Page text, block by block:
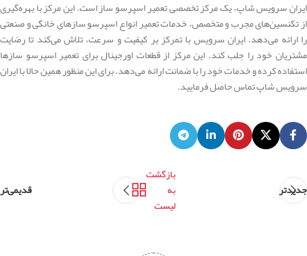
ایران سرویس شاپ، یک مرکز تخصصی تعمیر اسپرسو ساز است. این مرکز با بهره‌گیری
از تکنسین‌های مجرب و متخصص، خدمات تعمیر انواع اسپرسو سازهای خانگی و صنعتی
را ارائه می‌دهد. ایران سرویس با تمرکز بر کیفیت و سرعت، تلاش می‌کند تا رضایت
مشتریان خود را جلب کند. این مرکز از قطعات اورجینال برای تعمیر اسپرسو سازها
استفاده کرده و خدمات خود را با ضمانت ارائه می‌دهد. برای این منظور همین حالا با ایران
سرویس شاپ تماس حاصل فرمایید.
جدیدتر
بازگشت
به
لیست
قدیمی‌تر